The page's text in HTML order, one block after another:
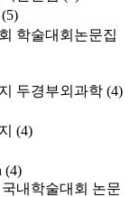
(5)
학술대회논문집
두경부외과학 (4)
(4)
(4)
내학술대회 논문